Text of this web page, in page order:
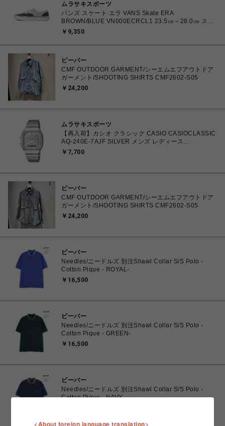
ムラサキスポーツ
バンズ スケート エラ VANS Skate ERA
BROWN/BLUE VN000ECRCL1 23.5㎝～28.0㎝ スニ
ーカー メンズ レディース シューズ 0198266445786
￥9,350
ビーバー
CMF OUTDOOR GARMENT/シーエムエフアウトドア
ガーメント/SHOOTING SHIRTS CMF2602-S05
￥24,200
ムラサキスポーツ
【再入荷】カシオ クラシック CASIO CASIOCLASSIC
AQ-240E-7AJF SILVER メンズ レディース
4549526409615 腕時計 国内正規品 【 北海道/沖縄/離
￥7,700
ビーバー
CMF OUTDOOR GARMENT/シーエムエフアウトドア
ガーメント/SHOOTING SHIRTS CMF2602-S05
￥24,200
ビーバー
Needles/ニードルズ 別注Shawl Collar S/S Polo -
Cotton Pique - ROYAL-
￥16,500
ビーバー
Needles/ニードルズ 別注Shawl Collar S/S Polo -
Cotton Pique - GREEN-
￥16,500
ビーバー
Needles/ニードルズ 別注Shawl Collar S/S Polo -
Cotton Pique - NAVY-
<About foreign language translation>